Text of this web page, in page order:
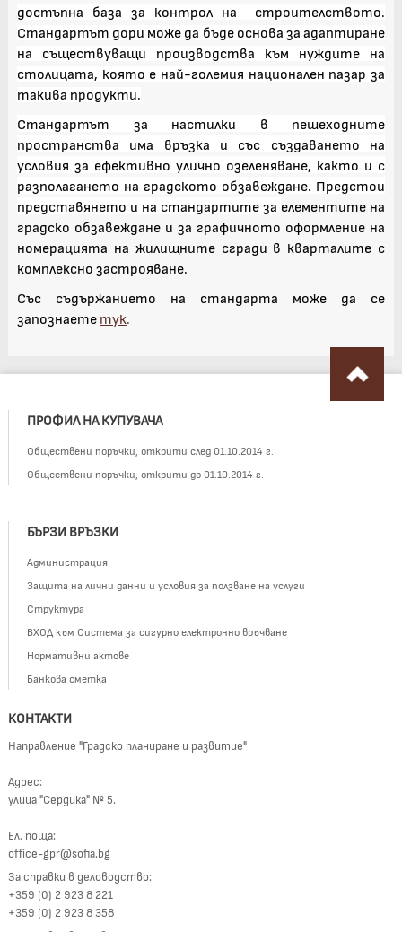
достъпна база за контрол на строителството.
Стандартът дори може да бъде основа за адаптиране
на съществуващи производства към нуждите на
столицата, която е най-големия национален пазар за
такива продукти.
Стандартът за настилки в пешеходните
пространства има връзка и със създаването на
условия за ефективно улично озеленяване, както и с
разполагането на градското обзавеждане. Предстои
представянето и на стандартите за елементите на
градско обзавеждане и за графичното оформление на
номерацията на жилищните сгради в кварталите с
комплексно застрояване.
Със съдържанието на стандарта може да се
запознаете тук.
ПРОФИЛ НА КУПУВАЧА
Обществени поръчки, открити след 01.10.2014 г.
Обществени поръчки, открити до 01.10.2014 г.
БЪРЗИ ВРЪЗКИ
Администрация
Защита на лични данни и условия за ползване на услуги
Структура
ВХОД към Система за сигурно електронно връчване
Нормативни актове
Банкова сметка
КОНТАКТИ
Направление "Градско планиране и развитие"
Адрес:
улица "Сердика" № 5.
Ел. поща:
office-gpr@sofia.bg
За справки в деловодство:
+359 (0) 2 923 8 221
+359 (0) 2 923 8 358